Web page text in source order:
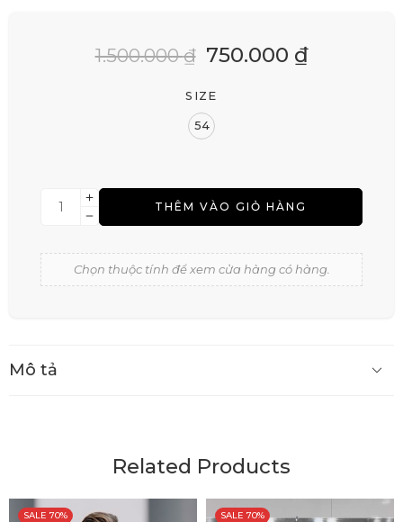
1.500.000₫ 750.000 ₫
SIZE
54
THÊM VÀO GIỎ HÀNG
Chọn thuộc tính để xem cửa hàng có hàng.
Mô tả
Related Products
SALE 70% SALE 70%